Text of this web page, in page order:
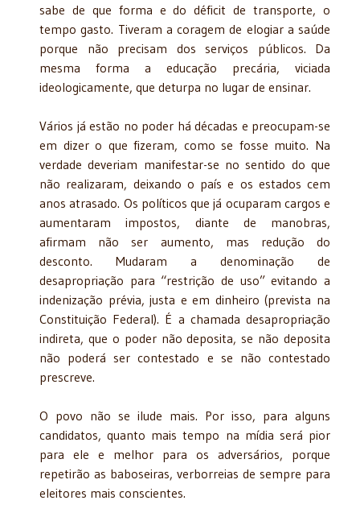
sabe de que forma e do déficit de transporte, o
tempo gasto. Tiveram a coragem de elogiar a saúde
porque não precisam dos serviços públicos. Da
mesma forma a educação precária, viciada
ideologicamente, que deturpa no lugar de ensinar.
Vários já estão no poder há décadas e preocupam-se
em dizer o que fizeram, como se fosse muito. Na
verdade deveriam manifestar-se no sentido do que
não realizaram, deixando o país e os estados cem
anos atrasado. Os políticos que já ocuparam cargos e
aumentaram impostos, diante de manobras,
afirmam não ser aumento, mas redução do
desconto. Mudaram a denominação de
desapropriação para “restrição de uso” evitando a
indenização prévia, justa e em dinheiro (prevista na
Constituição Federal). É a chamada desapropriação
indireta, que o poder não deposita, se não deposita
não poderá ser contestado e se não contestado
prescreve.
O povo não se ilude mais. Por isso, para alguns
candidatos, quanto mais tempo na mídia será pior
para ele e melhor para os adversários, porque
repetirão as baboseiras, verborreias de sempre para
eleitores mais conscientes.